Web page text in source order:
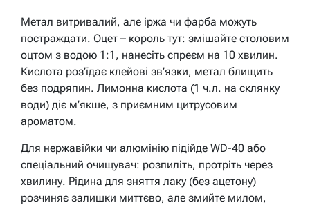
Метал витривалий, але іржа чи фарба можуть
постраждати. Оцет – король тут: змішайте столовим
оцтом з водою 1:1, нанесіть спреєм на 10 хвилин.
Кислота роз’їдає клейові зв’язки, метал блищить
без подряпин. Лимонна кислота (1 ч.л. на склянку
води) діє м’якше, з приємним цитрусовим
ароматом.
Для нержавійки чи алюмінію підійде WD-40 або
спеціальний очищувач: розпиліть, протріть через
хвилину. Рідина для зняття лаку (без ацетону)
розчиняє залишки миттєво, але змийте милом,